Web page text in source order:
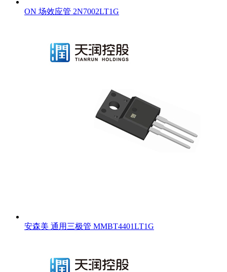
ON 场效应管 2N7002LT1G
安森美 通用三极管 MMBT4401LT1G